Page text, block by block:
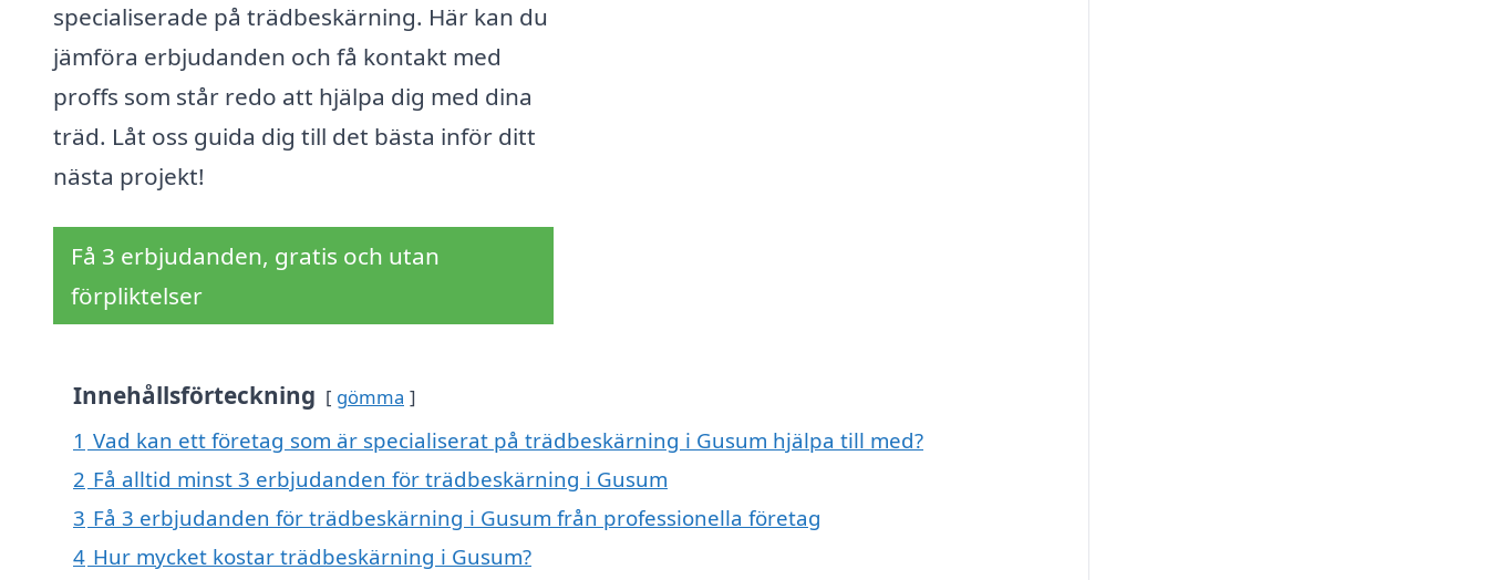
specialiserade på trädbeskärning. Här kan du
jämföra erbjudanden och få kontakt med
proffs som står redo att hjälpa dig med dina
träd. Låt oss guida dig till det bästa inför ditt
nästa projekt!
Få 3 erbjudanden, gratis och utan
förpliktelser
Innehållsförteckning gömma
1 Vad kan ett företag som är specialiserat på trädbeskärning i Gusum hjälpa till med?
2 Få alltid minst 3 erbjudanden för trädbeskärning i Gusum
3 Få 3 erbjudanden för trädbeskärning i Gusum från professionella företag
4 Hur mycket kostar trädbeskärning i Gusum?